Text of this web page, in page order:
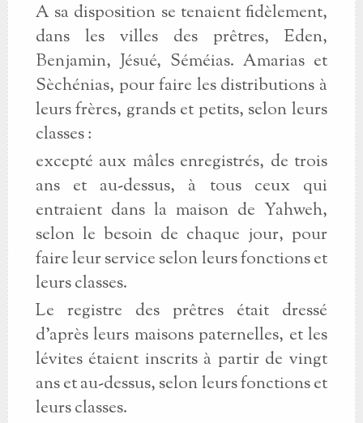
A sa disposition se tenaient fidèlement,
dans les villes des prêtres, Eden,
Benjamin, Jésué, Séméias. Amarias et
Sèchénias, pour faire les distributions à
leurs frères, grands et petits, selon leurs
classes :
excepté aux mâles enregistrés, de trois
ans et au-dessus, à tous ceux qui
entraient dans la maison de Yahweh,
selon le besoin de chaque jour, pour
faire leur service selon leurs fonctions et
leurs classes.
Le registre des prêtres était dressé
d'après leurs maisons paternelles, et les
lévites étaient inscrits à partir de vingt
ans et au-dessus, selon leurs fonctions et
leurs classes.